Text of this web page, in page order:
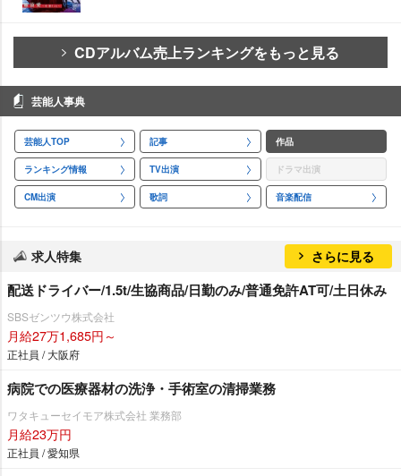
CDアルバム売上ランキングをもっと見る
芸能人事典
芸能人TOP 記事 作品
ランキング情報 TV出演 ドラマ出演
CM出演 歌詞 音楽配信
求人特集 さらに見る
配送ドライバー/1.5t/生協商品/日勤のみ/普通免許AT可/土日休み
SBSゼンツウ株式会社
月給27万1,685円～
正社員 / 大阪府
病院での医療器材の洗浄・手術室の清掃業務
ワタキューセイモア株式会社 業務部
月給23万円
正社員 / 愛知県